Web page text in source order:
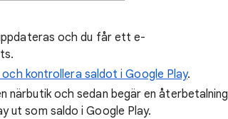
och du får ett e-
och kontrollera saldot i Google Play.
närbutik och sedan begär en återbetalning
ut som saldo i Google Play.